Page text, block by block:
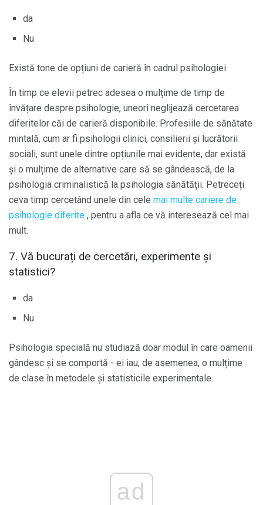
da
Nu
Există tone de opțiuni de carieră în cadrul psihologiei.
În timp ce elevii petrec adesea o mulțime de timp de
învățare despre psihologie, uneori neglijează cercetarea
diferitelor căi de carieră disponibile. Profesiile de sănătate
mintală, cum ar fi psihologii clinici, consilierii și lucrătorii
sociali, sunt unele dintre opțiunile mai evidente, dar există
și o mulțime de alternative care să se gândească, de la
psihologia criminalistică la psihologia sănătății. Petreceți
ceva timp cercetând unele din cele mai multe cariere de
psihologie diferite , pentru a afla ce vă interesează cel mai
mult.
7. Vă bucurați de cercetări, experimente și
statistici?
da
Nu
Psihologia specială nu studiază doar modul în care oamenii
gândesc și se comportă - ei iau, de asemenea, o mulțime
de clase în metodele și statisticile experimentale.
ad